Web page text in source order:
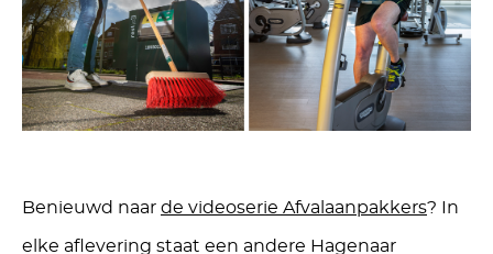
Benieuwd naar de videoserie Afvalaanpakkers? In
elke aflevering staat een andere Hagenaar